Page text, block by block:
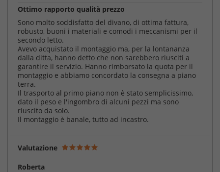
Ottimo rapporto qualità prezzo
Sono molto soddisfatto del divano, di ottima fattura,
robusto, buoni i materiali e comodi i meccanismi per il
secondo letto.
Avevo acquistato il montaggio ma, per la lontananza
dalla ditta, hanno detto che non sarebbero riusciti a
garantire il servizio. Hanno rimborsato la quota per il
montaggio e abbiamo concordato la consegna a piano
terra.
Il trasporto al primo piano non è stato semplicissimo,
dato il peso e l'ingombro di alcuni pezzi ma sono
riuscito da solo.
Il montaggio è banale, tutto ad incastro.
Valutazione
Roberta